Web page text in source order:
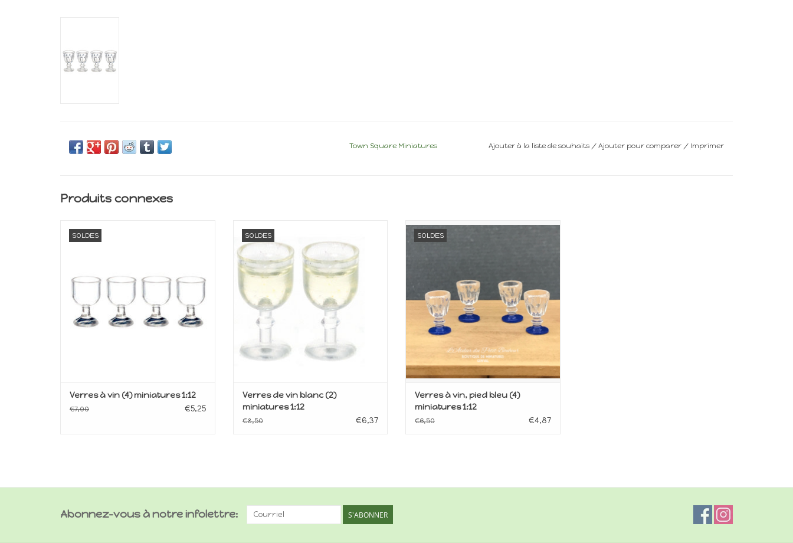
Town Square Miniatures Ajouter à la liste de souhaits / Ajouter pour comparer / Imprimer
Produits connexes
SOLDES
Verres à vin (4) miniatures 1:12
€7,00 €5,25
SOLDES
AJOUTER AU PANIER
Verres de vin blanc (2)
miniatures 1:12
€8,50 €6,37
SOLDES
Miniature pour maison de poupée
Verres à vin, pied bleu (4)
miniatures 1:12
€6,50 €4,87
Abonnez-vous à notre infolettre: S'ABONNER